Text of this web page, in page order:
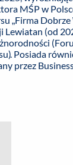
MŚP w
„Firma
Lewiatan (od
Posiada
przez